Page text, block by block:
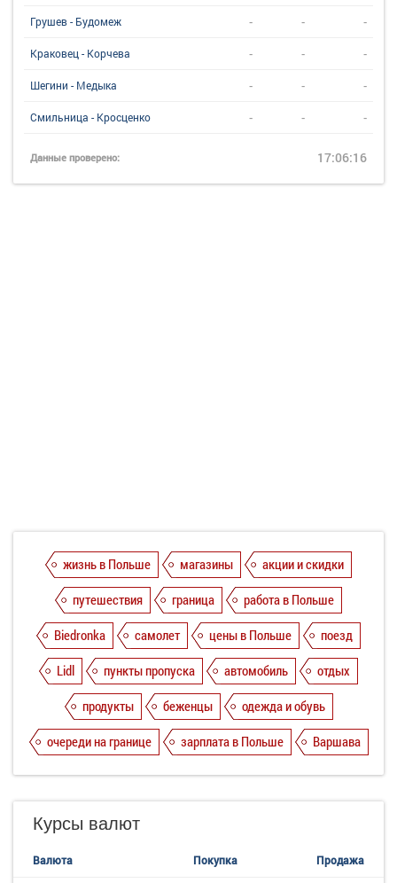
Грушев - Будомеж - - -
Краковец - Корчева - - -
Шегини - Медыка - - -
Смильница - Кросценко - - -
Данные проверено: 17:06:16
жизнь в Польше магазины
акции и скидки
путешествия
граница
работа в Польше
Biedronka
самолет цены в Польше
поезд
Lidl
пункты пропуска автомобиль
отдых
продукты
беженцы
одежда и обувь
очереди на границе
зарплата в Польше Варшава
Курсы валют
Валюта Покупка Продажа